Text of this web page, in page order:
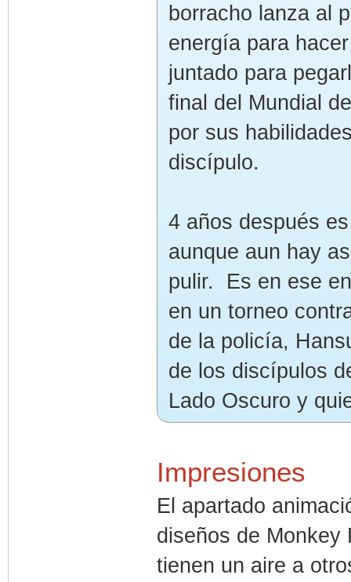
borracho lanza al
energía para
juntado para
final del Mundial
por sus
discípulo.
4 años después
aunque aun hay
pulir. Es en ese
en un torneo
de la policía,
de los discípulos
Lado Oscuro y
Impresiones
El apartado
diseños de Monkey
tienen un aire a